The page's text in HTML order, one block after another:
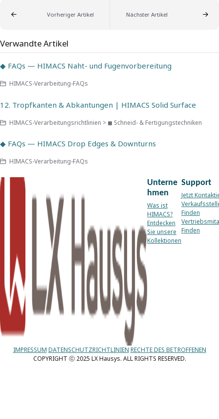
Vorheriger Artikel Nächster Artikel
Verwandte Artikel
◆ FAQs — HIMACS Naht- und Fugenvorbereitung
HIMACS-Verarbeitung-FAQs
12. Tropfkanten & Abkantungen | HIMACS Solid Surface
HIMACS-Verarbeitungsrichtlinien > ◼ Schneid- & Fertigungstechniken
◆ FAQs — HIMACS Drop Edges & Downturns
HIMACS-Verarbeitung-FAQs
Unterne
hmen
Was ist
HIMACS?
Entdecken
Sie unsere
Kollektionen
Support
Jetzt
Finden
Finden
IMPRESSUM DATENSCHUTZRICHTLINIEN RECHTE DES BETROFFENEN
COPYRIGHT ⓒ 2025 LX Hausys. ALL RIGHTS RESERVED.